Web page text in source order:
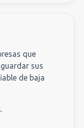
que
sus
de baja